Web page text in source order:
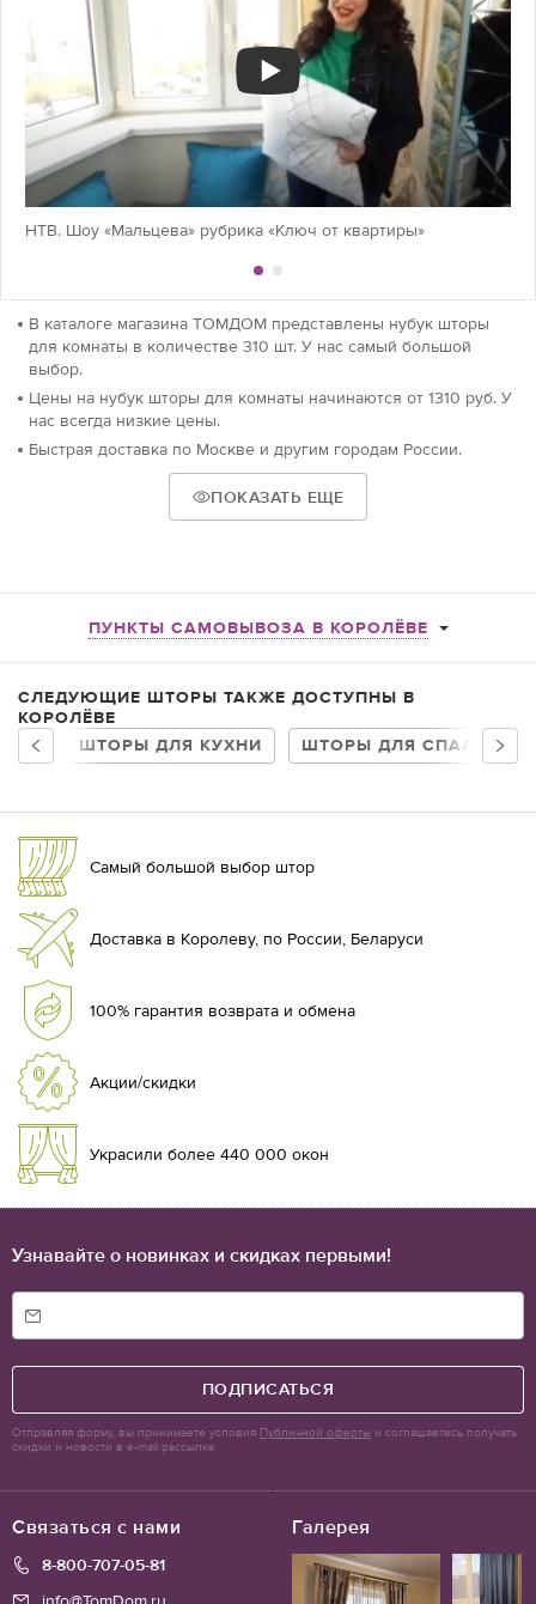
НТВ. Шоу «Мальцева» рубрика «Ключ от квартиры»
В каталоге магазина ТОМДОМ представлены нубук шторы
для комнаты в количестве 310 шт. У нас самый большой
выбор.
Цены на нубук шторы для комнаты начинаются от 1310 руб. У
нас всегда низкие цены.
Быстрая доставка по Москве и другим городам России.
ПОКАЗАТЬ ЕЩЕ
ПУНКТЫ САМОВЫВОЗА В КОРОЛЁВЕ
СЛЕДУЮЩИЕ ШТОРЫ ТАКЖЕ ДОСТУПНЫ В
КОРОЛЁВЕ
ШТОРЫ ДЛЯ КУХНИ
ШТОРЫ ДЛЯ СПАЛЬНИ
Самый большой выбор штор
Доставка в Королеву, по России, Беларуси
100% гарантия возврата и обмена
Акции/скидки
Украсили более 440 000 окон
Галерея
Связаться с нами
8-800-707-05-81
Узнавайте о новинках и скидках первыми!
ПОДПИСАТЬСЯ
Отправляя форму, вы принимаете условия Публичной оферты и соглашаетесь получать
скидки и новости в e-mail рассылке